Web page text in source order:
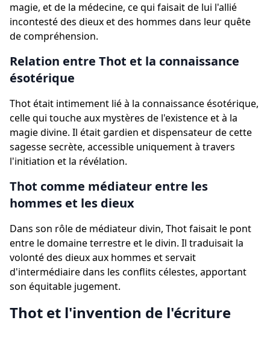
magie, et de la médecine, ce qui faisait de lui l'allié
incontesté des dieux et des hommes dans leur quête
de compréhension.
Relation entre Thot et la connaissance
ésotérique
Thot était intimement lié à la connaissance ésotérique,
celle qui touche aux mystères de l'existence et à la
magie divine. Il était gardien et dispensateur de cette
sagesse secrète, accessible uniquement à travers
l'initiation et la révélation.
Thot comme médiateur entre les
hommes et les dieux
Dans son rôle de médiateur divin, Thot faisait le pont
entre le domaine terrestre et le divin. Il traduisait la
volonté des dieux aux hommes et servait
d'intermédiaire dans les conflits célestes, apportant
son équitable jugement.
Thot et l'invention de l'écriture